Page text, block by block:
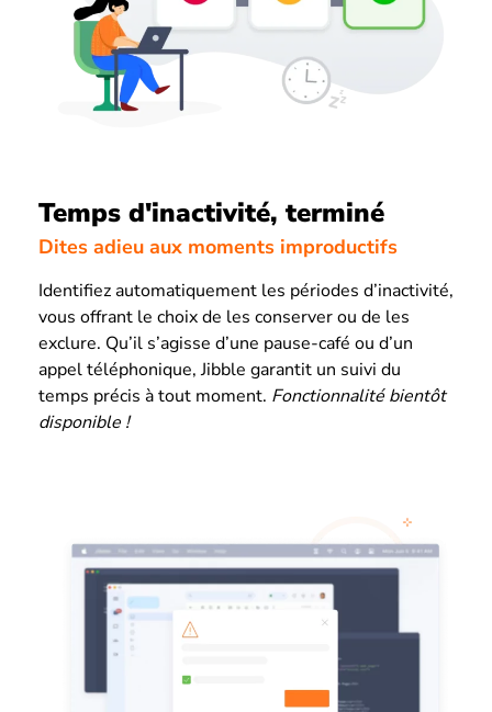
Temps d'inactivité, terminé
Dites adieu aux moments improductifs
Identifiez automatiquement les périodes d’inactivité,
vous offrant le choix de les conserver ou de les
exclure. Qu’il s’agisse d’une pause-café ou d’un
appel téléphonique, Jibble garantit un suivi du
temps précis à tout moment. Fonctionnalité bientôt
disponible !